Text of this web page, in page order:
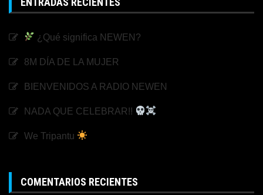
¿Qué significa NEWEN?
8M DÍA DE LA MUJER
BIENVENIDOS A RADIO NEWEN
NADA QUE CELEBRAR!!
We Tripantu
COMENTARIOS RECIENTES